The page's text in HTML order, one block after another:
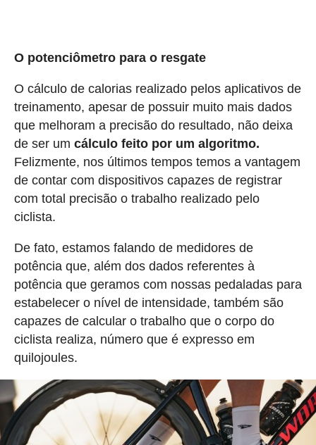
O potenciômetro para o resgate
O cálculo de calorias realizado pelos aplicativos de
treinamento, apesar de possuir muito mais dados
que melhoram a precisão do resultado, não deixa
de ser um cálculo feito por um algoritmo.
Felizmente, nos últimos tempos temos a vantagem
de contar com dispositivos capazes de registrar
com total precisão o trabalho realizado pelo
ciclista.
De fato, estamos falando de medidores de
potência que, além dos dados referentes à
potência que geramos com nossas pedaladas para
estabelecer o nível de intensidade, também são
capazes de calcular o trabalho que o corpo do
ciclista realiza, número que é expresso em
quilojoules.